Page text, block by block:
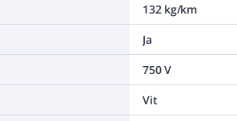
132 kg/km
Ja
750 V
Vit